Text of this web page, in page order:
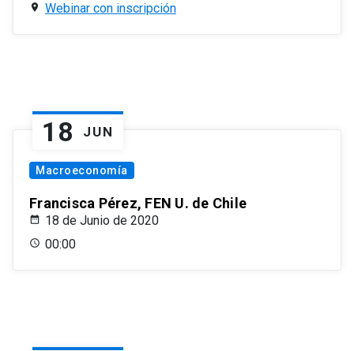
Webinar con inscripción
18 JUN
Macroeconomía
Francisca Pérez, FEN U. de Chile
18 de Junio de 2020
00:00